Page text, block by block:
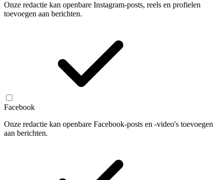
Onze redactie kan openbare Instagram-posts, reels en profielen
toevoegen aan berichten.
Facebook
Onze redactie kan openbare Facebook-posts en -video's toevoegen
aan berichten.